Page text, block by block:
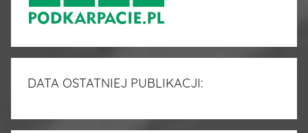
DATA OSTATNIEJ PUBLIKACJI: